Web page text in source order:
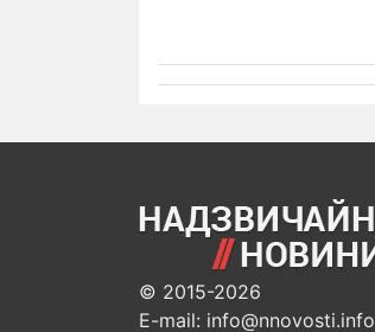
© 2015-2026
E-mail: info@nnovosti.info